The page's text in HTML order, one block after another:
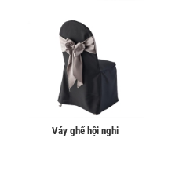
Váy ghế hội nghi